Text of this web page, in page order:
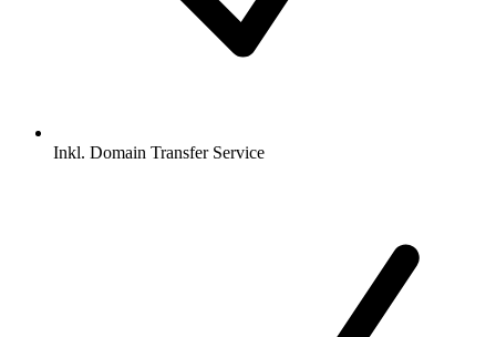
Inkl. Domain Transfer Service